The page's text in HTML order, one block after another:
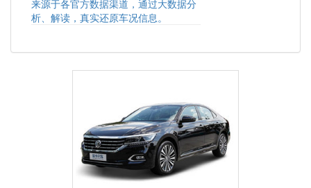
来源于各官方数据渠道，通过大数据分
析、解读，真实还原车况信息。